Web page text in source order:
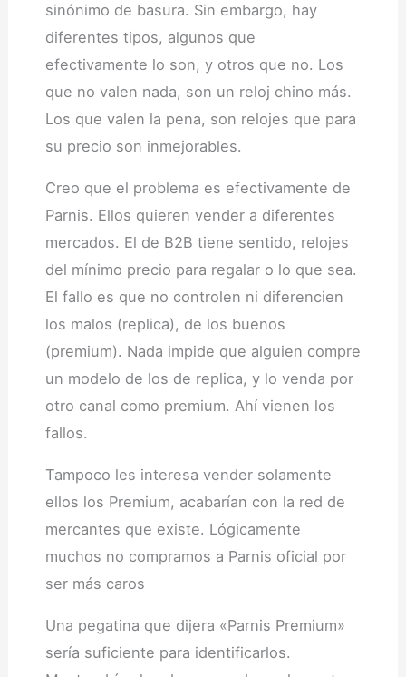
sinónimo de basura. Sin embargo, hay
diferentes tipos, algunos que
efectivamente lo son, y otros que no. Los
que no valen nada, son un reloj chino más.
Los que valen la pena, son relojes que para
su precio son inmejorables.
Creo que el problema es efectivamente de
Parnis. Ellos quieren vender a diferentes
mercados. El de B2B tiene sentido, relojes
del mínimo precio para regalar o lo que sea.
El fallo es que no controlen ni diferencien
los malos (replica), de los buenos
(premium). Nada impide que alguien compre
un modelo de los de replica, y lo venda por
otro canal como premium. Ahí vienen los
fallos.
Tampoco les interesa vender solamente
ellos los Premium, acabarían con la red de
mercantes que existe. Lógicamente
muchos no compramos a Parnis oficial por
ser más caros
Una pegatina que dijera «Parnis Premium»
sería suficiente para identificarlos.